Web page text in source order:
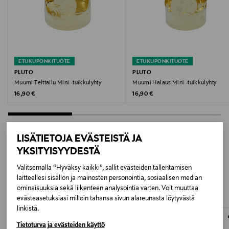
LISÄTIETOJA EVÄSTEISTÄ JA
YKSITYISYYDESTÄ
Valitsemalla “Hyväksy kaikki”, sallit evästeiden tallentamisen
laitteellesi sisällön ja mainosten personointia, sosiaalisen median
ominaisuuksia sekä liikenteen analysointia varten. Voit muuttaa
evästeasetuksiasi milloin tahansa sivun alareunasta löytyvästä
linkistä.
Tietoturva ja evästeiden käyttö
Puhdista kostealla liinalla.
Kokotiedot
Väri
WHITE/GOLD
Koko
Valmistusmaa
Kiina
Valmistajan tuotenumero
37776
ETUKUPONKITUOTE
PLUTO
Muumi Telttailu Mini -tuikkulyhty
Original Price
16,90 €
ETUKUPONKITUOTE
PLUTO
Muumi Halaus Mini -tuikkulyhty
Original Price
16,90 €
LISÄÄ KIINNOSTAVIA
TUOTTEITA